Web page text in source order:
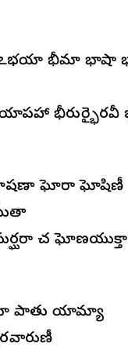
భీమా
భీరుర్భైరవీ
ఘోషణా ఘోరా ఘోషిణీ
చ
పాతు యామ్యా